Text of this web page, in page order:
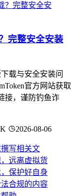
完整安全安装
载与安全安装问
官方网站获取
接，谨防钓鱼诈
2026-08-06